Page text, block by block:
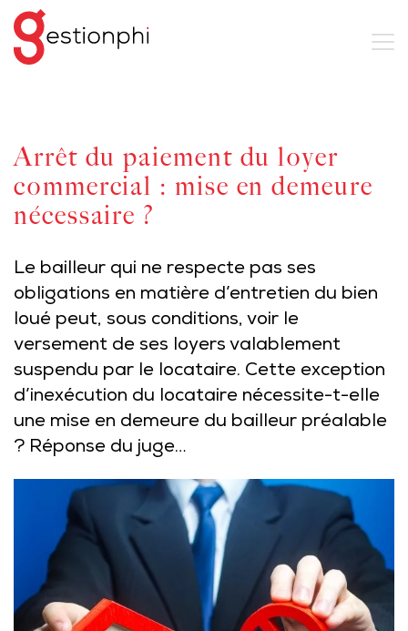
Arrêt du paiement du loyer
commercial : mise en demeure
nécessaire ?
Le bailleur qui ne respecte pas ses
obligations en matière d’entretien du bien
loué peut, sous conditions, voir le
versement de ses loyers valablement
suspendu par le locataire. Cette exception
d’inexécution du locataire nécessite-t-elle
une mise en demeure du bailleur préalable
? Réponse du juge…